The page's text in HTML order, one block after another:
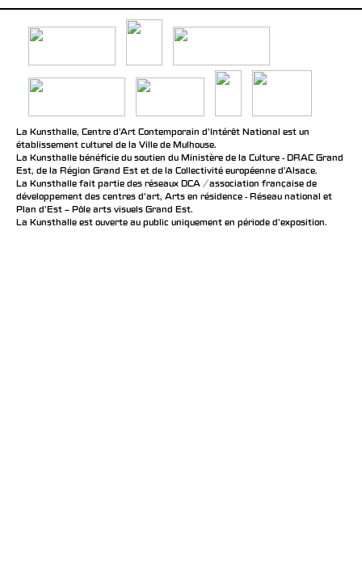
La Kunsthalle, Centre d’Art Contemporain d’Intérêt National est un
établissement culturel de la Ville de Mulhouse.
La Kunsthalle bénéficie du soutien du Ministère de la Culture - DRAC Grand
Est, de la Région Grand Est et de la Collectivité européenne d’Alsace.
La Kunsthalle fait partie des réseaux DCA / association française de
développement des centres d'art, Arts en résidence - Réseau national et
Plan d’Est – Pôle arts visuels Grand Est.
La Kunsthalle est ouverte au public uniquement en période d'exposition.